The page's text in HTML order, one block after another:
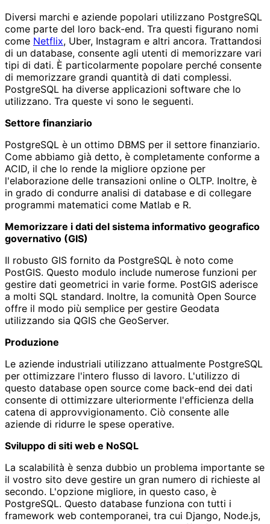
Diversi marchi e aziende popolari utilizzano PostgreSQL
come parte del loro back-end. Tra questi figurano nomi
come Netflix, Uber, Instagram e altri ancora. Trattandosi
di un database, consente agli utenti di memorizzare vari
tipi di dati. È particolarmente popolare perché consente
di memorizzare grandi quantità di dati complessi.
PostgreSQL ha diverse applicazioni software che lo
utilizzano. Tra queste vi sono le seguenti.
Settore finanziario
PostgreSQL è un ottimo DBMS per il settore finanziario.
Come abbiamo già detto, è completamente conforme a
ACID, il che lo rende la migliore opzione per
l'elaborazione delle transazioni online o OLTP. Inoltre, è
in grado di condurre analisi di database e di collegare
programmi matematici come Matlab e R.
Memorizzare i dati del sistema informativo geografico
governativo (GIS)
Il robusto GIS fornito da PostgreSQL è noto come
PostGIS. Questo modulo include numerose funzioni per
gestire dati geometrici in varie forme. PostGIS aderisce
a molti SQL standard. Inoltre, la comunità Open Source
offre il modo più semplice per gestire Geodata
utilizzando sia QGIS che GeoServer.
Produzione
Le aziende industriali utilizzano attualmente PostgreSQL
per ottimizzare l'intero flusso di lavoro. L'utilizzo di
questo database open source come back-end dei dati
consente di ottimizzare ulteriormente l'efficienza della
catena di approvvigionamento. Ciò consente alle
aziende di ridurre le spese operative.
Sviluppo di siti web e NoSQL
La scalabilità è senza dubbio un problema importante se
il vostro sito deve gestire un gran numero di richieste al
secondo. L'opzione migliore, in questo caso, è
PostgreSQL. Questo database funziona con tutti i
framework web contemporanei, tra cui Django, Node.js,